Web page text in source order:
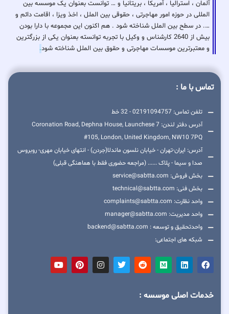
آلمان ، استرالیا ، آمریکا ، بریتانیا و … توانست بعنوان یک موسسه بین
المللی در حوزه امور مهاجرتی ، حقوقی بین الملل ، اخذ ویزا ، اقامت دائم و
…. در سطح بین الملل شناخته شود . هم اکنون این مجموعه با دارا بودن
بیش از 2640 کارشناس و وکیل با تجربه توانسته بعنوان یکی از بزرگترین
و معتبرترین موسسات مهاجرتی و حقوق بین الملل شناخته شود.
تماس با ما :
تلفن تماس: 02191094757 - 32 خط
آدرس دفتر لندن: 7 Coronation Road, Dephna House, Launchese
#105, London, United Kingdom, NW10 7PQ
آدرس: ایران-تهران - خیابان نلسون ماندلا(جردن) - انتهای خیابان مهری- روبروس
صدا و سیما - پلاک ...... (مراجعه حضوری فقط با هماهنگی قبلی)
بخش فروش: service@sabtta.com
بخش فنی: technical@sabtta.com
واحد نظارت: complaints@sabtta.com
واحد مدیریت: manager@sabtta.com
واحدتحقیق و توسعه : backend@sabtta.com
شبکه های اجتماعی:
خدمات اصلی موسسه :